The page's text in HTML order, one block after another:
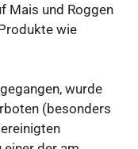
Mais und Roggen
wie
wurde
(besonders